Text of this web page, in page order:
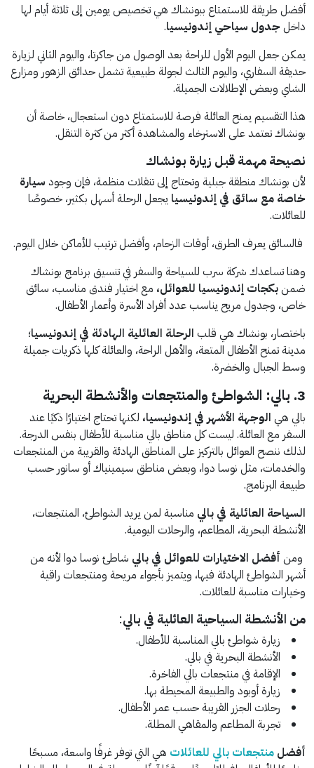
أفضل طريقة للاستمتاع ببونشاك هي تخصيص يومين إلى ثلاثة أيام لها
داخل جدول سياحي إندونيسيا.
يمكن جعل اليوم الأول للراحة بعد الوصول من جاكرتا، واليوم الثاني لزيارة
حديقة السفاري، واليوم الثالث لجولة طبيعية تشمل حدائق الزهور ومزارع
الشاي وبعض الإطلالات الجميلة.
هذا التقسيم يمنح العائلة فرصة للاستمتاع دون استعجال، خاصة أن
بونشاك تعتمد على الاسترخاء والمشاهدة أكثر من كثرة التنقل.
نصيحة مهمة قبل زيارة بونشاك
لأن بونشاك منطقة جبلية وتحتاج إلى تنقلات منظمة، فإن وجود سيارة
خاصة مع سائق في إندونيسيا يجعل الرحلة أسهل بكثير، خصوصًا
للعائلات.
فالسائق يعرف الطرق، أوقات الزحام، وأفضل ترتيب للأماكن خلال اليوم.
وهنا تساعدك شركة سرب للسياحة والسفر في تنسيق برنامج بونشاك
ضمنبكجات إندونيسيا للعوائل، مع اختيار فندق مناسب، سائق
خاص، وجدول مريح يناسب عدد أفراد الأسرة وأعمار الأطفال.
باختصار، بونشاك هي قلب الرحلة العائلية الهادئة في إندونيسيا؛
مدينة تمنح الأطفال المتعة، والأهل الراحة، والعائلة كلها ذكريات جميلة
وسط الجبال والخضرة.
3. بالي: الشواطئ والمنتجعات والأنشطة البحرية
بالي هي الوجهة الأشهر في إندونيسيا، لكنها تحتاج اختيارًا ذكيًا عند
السفر مع العائلة. ليست كل مناطق بالي مناسبة للأطفال بنفس الدرجة.
لذلك ننصح العوائل بالتركيز على المناطق الهادئة والقريبة من المنتجعات
والخدمات، مثل نوسا دوا، وبعض مناطق سيمينياك أو سانور حسب
طبيعة البرنامج.
السياحة العائلية في بالي مناسبة لمن يريد الشواطئ، المنتجعات،
الأنشطة البحرية، المطاعم، والرحلات اليومية.
ومن أفضل الاختيارات للعوائل في بالي شاطئ نوسا دوا لأنه من
أشهر الشواطئ الهادئة فيها، ويتميز بأجواء مريحة ومنتجعات راقية
وخيارات مناسبة للعائلات.
من الأنشطة السياحية العائلية في بالي:
زيارة شواطئ بالي المناسبة للأطفال.
الأنشطة البحرية في بالي.
الإقامة في منتجعات بالي الفاخرة.
زيارة أوبود والطبيعة المحيطة بها.
رحلات الجزر القريبة حسب عمر الأطفال.
تجربة المطاعم والمقاهي المطلة.
أفضل منتجعات بالي للعائلات هي التي توفر غرفًا واسعة، مسبحًا